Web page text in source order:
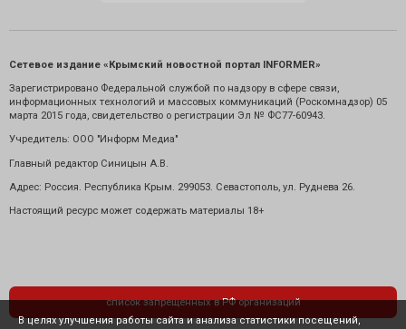
Сетевое издание «Крымский новостной портал INFORMER»
Зарегистрировано Федеральной службой по надзору в сфере связи,
информационных технологий и массовых коммуникаций (Роскомнадзор) 05
марта 2015 года, свидетельство о регистрации Эл № ФС77-60943.
Учредитель: ООО "Информ Медиа"
Главный редактор Синицын А.В.
Адрес: Россия. Республика Крым. 299053. Севастополь, ул. Руднева 26.
Настоящий ресурс может содержать материалы 18+
список запрещенных в РФ организаций
В целях улучшения работы сайта и анализа статистики посещений,